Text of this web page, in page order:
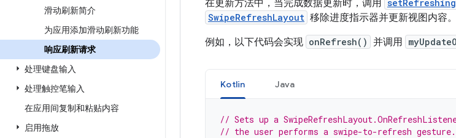
滑动刷新简介
为应用添加滑动刷新功能
响应刷新请求
处理键盘输入
处理触控笔输入
在应用间复制和粘贴内容
启用拖放
在更新方法中，当完成数据更新时，调用
SwipeRefreshLayout 移除进度指示器并更新视图内容。
例如，以下代码会实现 onRefresh() 并调用
Kotlin Java
// Sets up a
// the user performs a swipe-to-refresh gesture.